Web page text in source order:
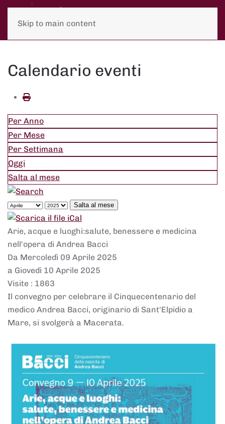
Skip to main content
Calendario eventi
Per Anno
Per Mese
Per Settimana
Oggi
Salta al mese
Salta al mese
Arie, acque e luoghi:salute, benessere e medicina
nell'opera di Andrea Bacci
Da Mercoledì 09 Aprile 2025
a Giovedì 10 Aprile 2025
Visite : 1863
Il convegno per celebrare il Cinquecentenario del
medico Andrea Bacci, originario di Sant'Elpidio a
Mare, si svolgerà a Macerata.